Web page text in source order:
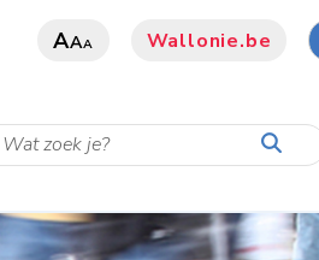
AAA Wallonie.be